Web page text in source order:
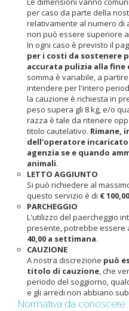
per caso da parte della
relativamente al numero di
non può essere superiore
In ogni caso è previsto il
per i costi da sostenere
accurata pulizia alla fine
somma è variabile, a partire
intendere per l'intero
la cauzione è richiesta in
peso supera gli 8 kg, e/o
razza è tale da ritenere
titolo cautelativo. Rimane,
dell'operatore
agenzia se e quando
animali.
LETTO AGGIUNTO
Si può richiedere al
questo servizio è di €
PARCHEGGIO
L'utilizzo del paercheggio
presente, potrebbe essere
40,00 a settimana.
CAUZIONE
A nostra discrezione può
titolo di cauzione, che
periodo del soggiorno,
e gli arredi non abbiano
Normativa da conoscere